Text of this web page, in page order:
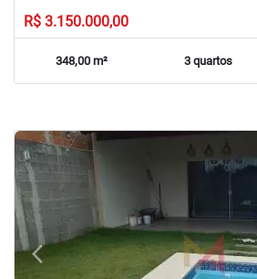
R$ 3.150.000,00
348,00 m² 3 quartos
arrow_back_iosPrevious